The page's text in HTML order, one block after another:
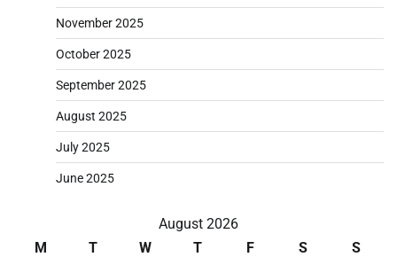
November 2025
October 2025
September 2025
August 2025
July 2025
June 2025
August 2026
M
T W T F S
S